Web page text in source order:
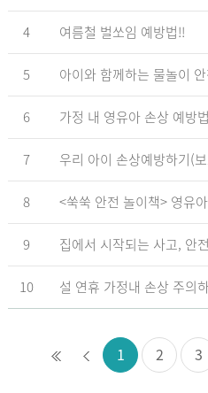
4 여름철 벌쏘임 예방법!!
5 아이와 함께하는 물놀이
6 가정 내 영유아 손상 예방
7 우리 아이 손상예방하기(
8
9
10 설 연휴 가정내 손상 주의
1 2 3